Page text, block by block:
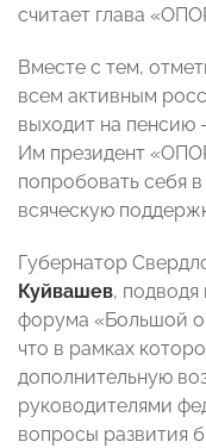
считает глава
Вместе с тем,
всем активным
выходит на
Им президент
попробовать себя
всяческую
Губернатор
Куйвашев, подводя
форума «Большой
что в рамках
дополнительную
руководителями
вопросы развития